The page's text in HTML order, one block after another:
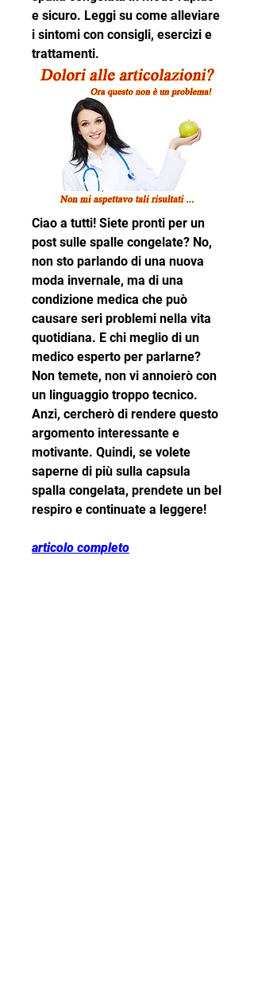
e sicuro. Leggi su come alleviare
i sintomi con consigli, esercizi e
trattamenti.
Ciao a tutti! Siete pronti per un
post sulle spalle congelate? No,
non sto parlando di una nuova
moda invernale, ma di una
condizione medica che può
causare seri problemi nella vita
quotidiana. E chi meglio di un
medico esperto per parlarne?
Non temete, non vi annoierò con
un linguaggio troppo tecnico.
Anzi, cercherò di rendere questo
argomento interessante e
motivante. Quindi, se volete
saperne di più sulla capsula
spalla congelata, prendete un bel
respiro e continuate a leggere!
articolo completo